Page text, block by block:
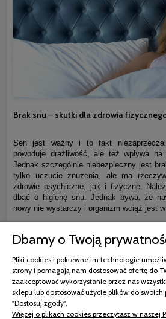
Brak snu – skutki dla zdrowia
Sen jest ważny i to fakt
powoduje drażliwość, ale też wpływa na
Jednak szczególnie niebezpieczny jest
tylko uczucie znużenia, ale ma
zdrowie psychiczne, jak i fizyczne.
dbać o higienę snu. Jednak bywa, że
nowy nie wystarczy i organizm wciąż jest
czytaj całość »
Dbamy o Twoją
Pliki cookies i pokrewne im technologie
strony i pomagają nam dostosować ofertę do
zaakceptować wykorzystanie przez nas
sklepu lub dostosować użycie plików do
"Dostosuj zgody".
Więcej o plikach cookies przeczytasz w naszej